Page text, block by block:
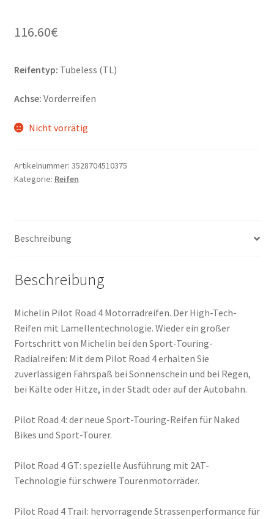
116.60€
Reifentyp: Tubeless (TL)
Achse: Vorderreifen
Nicht vorrätig
Artikelnummer: 3528704510375
Kategorie: Reifen
Beschreibung
Beschreibung
Michelin Pilot Road 4 Motorradreifen. Der High-Tech-
Reifen mit Lamellentechnologie. Wieder ein großer
Fortschritt von Michelin bei den Sport-Touring-
Radialreifen: Mit dem Pilot Road 4 erhalten Sie
zuverlässigen Fahrspaß bei Sonnenschein und bei Regen,
bei Kälte oder Hitze, in der Stadt oder auf der Autobahn.
Pilot Road 4: der neue Sport-Touring-Reifen für Naked
Bikes und Sport-Tourer.
Pilot Road 4 GT: spezielle Ausführung mit 2AT-
Technologie für schwere Tourenmotorräder.
Pilot Road 4 Trail: hervorragende Strassenperformance für